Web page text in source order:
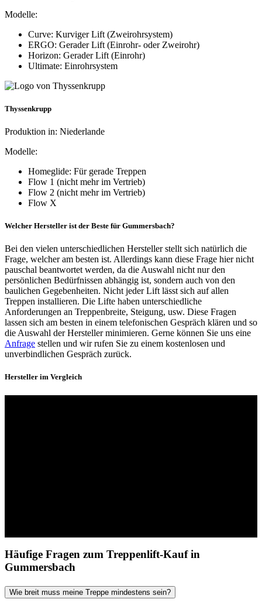
Modelle:
Curve: Kurviger Lift (Zweirohrsystem)
ERGO: Gerader Lift (Einrohr- oder Zweirohr)
Horizon: Gerader Lift (Einrohr)
Ultimate: Einrohrsystem
Thyssenkrupp
Produktion in: Niederlande
Modelle:
Homeglide: Für gerade Treppen
Flow 1 (nicht mehr im Vertrieb)
Flow 2 (nicht mehr im Vertrieb)
Flow X
Welcher Hersteller ist der Beste für Gummersbach?
Bei den vielen unterschiedlichen Hersteller stellt sich natürlich die
Frage, welcher am besten ist. Allerdings kann diese Frage hier nicht
pauschal beantwortet werden, da die Auswahl nicht nur den
persönlichen Bedürfnissen abhängig ist, sondern auch von den
baulichen Gegebenheiten. Nicht jeder Lift lässt sich auf allen
Treppen installieren. Die Lifte haben unterschiedliche
Anforderungen an Treppenbreite, Steigung, usw. Diese Fragen
lassen sich am besten in einem telefonischen Gespräch klären und so
die Auswahl der Hersteller minimieren. Gerne können Sie uns eine
Anfrage stellen und wir rufen Sie zu einem kostenlosen und
unverbindlichen Gespräch zurück.
Hersteller im Vergleich
Häufige Fragen zum Treppenlift-Kauf in
Gummersbach
Wie breit muss meine Treppe mindestens sein?